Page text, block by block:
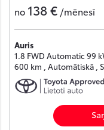
no 138 € /mēnesī
Auris
1.8 FWD Automatic 99
600 km , Automātiskā ,